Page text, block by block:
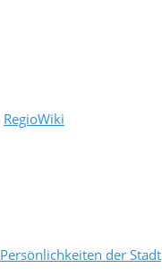
RegioWiki
Persönlichkeiten der Stadt